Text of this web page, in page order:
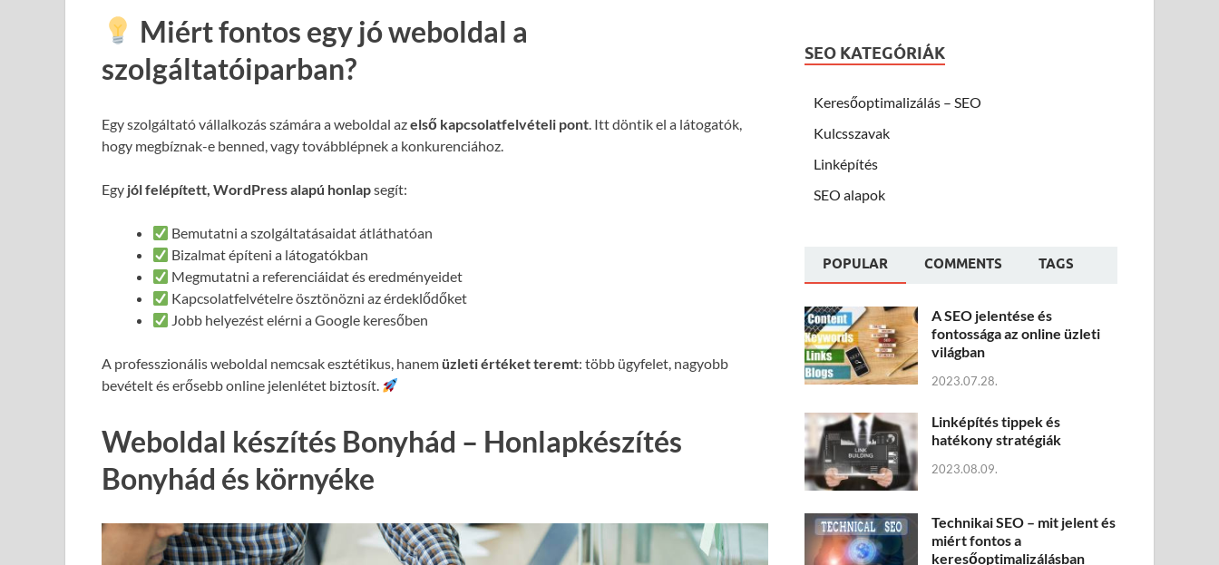
Miért fontos egy jó weboldal a
szolgáltatóiparban?
Egy szolgáltató vállalkozás számára a weboldal azelső kapcsolatfelvételi pont. Itt döntik el a látogatók,
hogy megbíznak-e benned, vagy továbblépnek a konkurenciához.
Egy jól felépített, WordPress alapú honlapsegít:
Bemutatni a szolgáltatásaidat átláthatóan
Bizalmat építeni a látogatókban
Megmutatni a referenciáidat és eredményeidet
Kapcsolatfelvételre ösztönözni az érdeklődőket
Jobb helyezést elérni a Google keresőben
A professzionális weboldal nemcsak esztétikus, hanem üzleti értéket teremt: több ügyfelet, nagyobb
bevételt és erősebb online jelenlétet biztosít.
Weboldal készítés Bonyhád – Honlapkészítés
Bonyhád és környéke
SEO KATEGÓRIÁK
Keresőoptimalizálás – SEO
Kulcsszavak
Linképítés
SEO alapok
POPULAR COMMENTS TAGS
A SEO jelentése és
fontossága az online üzleti
világban
2023.07.28.
Linképítés tippek és
hatékony stratégiák
2023.08.09.
Technikai SEO – mit jelent és
miért fontos a
keresőoptimalizálásban